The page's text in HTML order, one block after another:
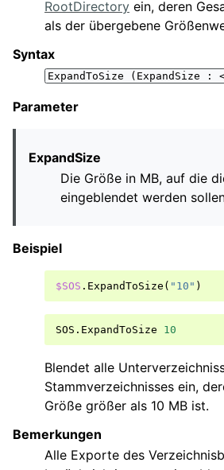
RootDirectory ein, deren
als der übergebene
Syntax
ExpandToSize (ExpandSize :
Parameter
ExpandSize
Die Größe in MB, auf die
eingeblendet werden
Beispiel
$SOS . ExpandToSize ( "10" )
SOS . ExpandToSize 10
Blendet alle
Stammverzeichnisses ein,
Größe größer als 10 MB ist.
Bemerkungen
Alle Exporte des